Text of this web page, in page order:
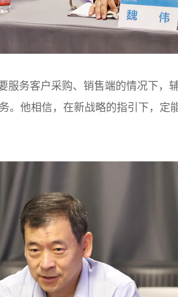
服务客户采购、销售端的情况下，
。他相信，在新战略的指引下，定